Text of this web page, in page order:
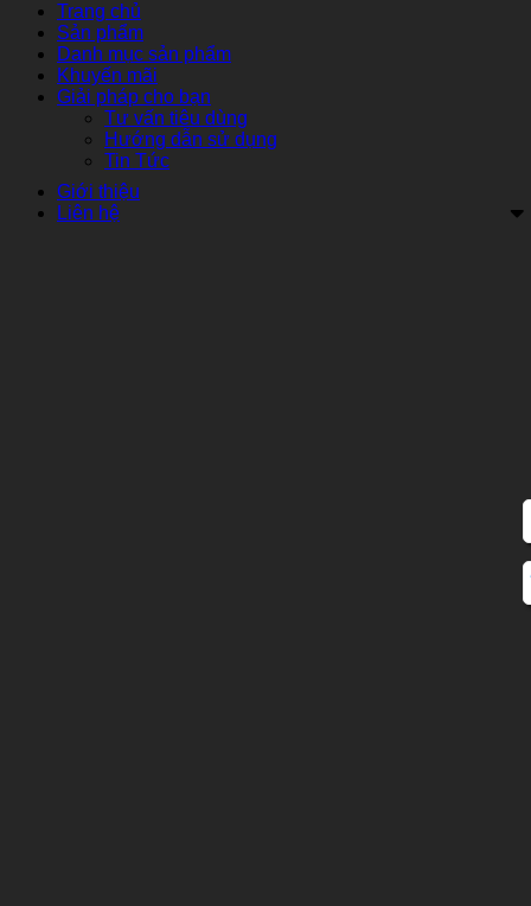
Trang chủ
Sản phẩm
Danh mục sản phẩm
Khuyến mãi
Giải pháp cho bạn
Tư vấn tiêu dùng
Hướng dẫn sử dụng
Tin Tức
Giới thiệu
Liên hệ